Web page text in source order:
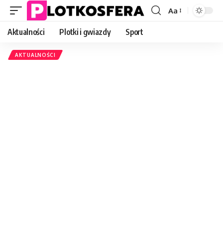
Font
Aa
Aktualności Plotki i gwiazdy Sport
AKTUALNOŚCI